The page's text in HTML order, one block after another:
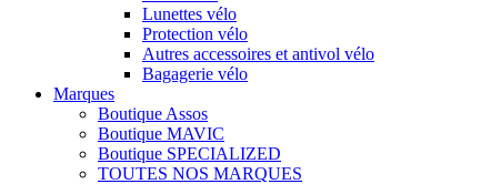
Lunettes vélo
Protection vélo
Autres accessoires et antivol vélo
Bagagerie vélo
Marques
Boutique Assos
Boutique MAVIC
Boutique SPECIALIZED
TOUTES NOS MARQUES